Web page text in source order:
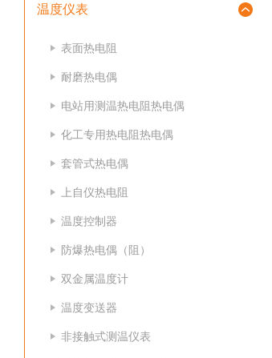
温度仪表
表面热电阻
耐磨热电偶
电站用测温热电阻热电偶
化工专用热电阻热电偶
套管式热电偶
上自仪热电阻
温度控制器
防爆热电偶（阻）
双金属温度计
温度变送器
非接触式测温仪表